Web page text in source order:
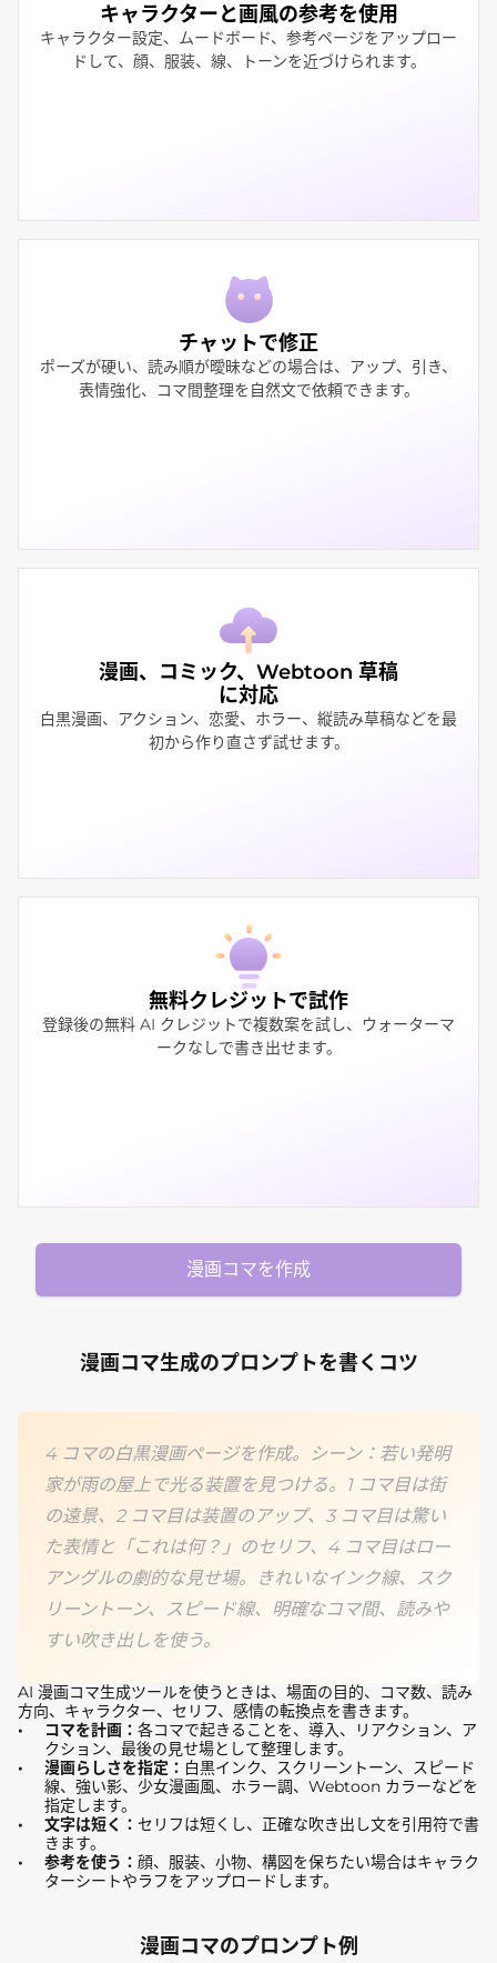
キャラクターと画風の参考を使用
キャラクター設定、ムードボード、参考ページをアップロー
ドして、顔、服装、線、トーンを近づけられます。
チャットで修正
ポーズが硬い、読み順が曖昧などの場合は、アップ、引き、
表情強化、コマ間整理を自然文で依頼できます。
漫画、コミック、Webtoon 草稿
に対応
白黒漫画、アクション、恋愛、ホラー、縦読み草稿などを最
初から作り直さず試せます。
無料クレジットで試作
登録後の無料 AI クレジットで複数案を試し、ウォーターマ
ークなしで書き出せます。
漫画コマを作成
漫画コマ生成のプロンプトを書くコツ
4 コマの白黒漫画ページを作成。シーン：若い発明
家が雨の屋上で光る装置を見つける。1 コマ目は街
の遠景、2 コマ目は装置のアップ、3 コマ目は驚い
た表情と「これは何？」のセリフ、4 コマ目はロー
アングルの劇的な見せ場。きれいなインク線、スク
リーントーン、スピード線、明確なコマ間、読みや
すい吹き出しを使う。
AI 漫画コマ生成ツールを使うときは、場面の目的、コマ数、読み
方向、キャラクター、セリフ、感情の転換点を書きます。
コマを計画： 各コマで起きることを、導入、リアクション、ア
クション、最後の見せ場として整理します。
漫画らしさを指定： 白黒インク、スクリーントーン、スピード
線、強い影、少女漫画風、ホラー調、Webtoon カラーなどを
指定します。
文字は短く： セリフは短くし、正確な吹き出し文を引用符で書
きます。
参考を使う： 顔、服装、小物、構図を保ちたい場合はキャラク
ターシートやラフをアップロードします。
漫画コマのプロンプト例